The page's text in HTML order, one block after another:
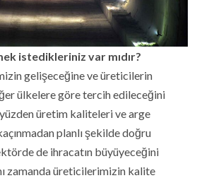
istedikleriniz var mıdır?
gelişeceğine ve üreticilerin
ülkelere göre tercih edileceğini
üretim kaliteleri ve arge
planlı şekilde doğru
de ihracatın büyüyeceğini
zamanda üreticilerimizin kalite